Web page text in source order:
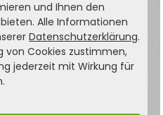
Bambus
–
aus
der Schale
und Ihnen den
Alle Informationen
Datenschutzerklärung.
von Cookies zustimmen,
jederzeit mit Wirkung für